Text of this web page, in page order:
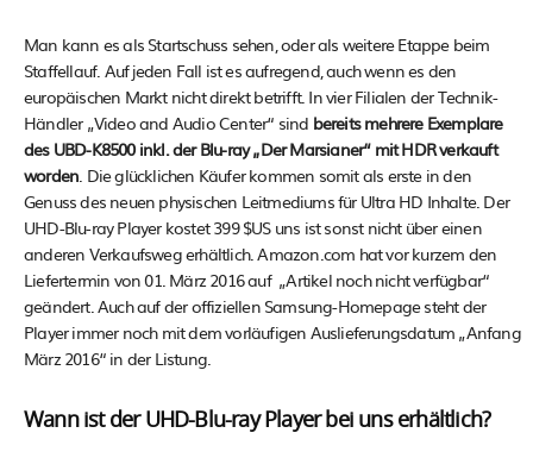
Man kann es als Startschuss sehen, oder als weitere Etappe beim
Staffellauf. Auf jeden Fall ist es aufregend, auch wenn es den
europäischen Markt nicht direkt betrifft. In vier Filialen der Technik-
Händler „Video and Audio Center“ sind bereits mehrere Exemplare
des UBD-K8500 inkl. der Blu-ray „Der Marsianer“ mit HDR verkauft
worden . Die glücklichen Käufer kommen somit als erste in den
Genuss des neuen physischen Leitmediums für Ultra HD Inhalte. Der
UHD-Blu-ray Player kostet 399 $US uns ist sonst nicht über einen
anderen Verkaufsweg erhältlich. Amazon.com hat vor kurzem den
Liefertermin von 01. März 2016 auf „Artikel noch nicht verfügbar“
geändert. Auch auf der offiziellen Samsung-Homepage steht der
Player immer noch mit dem vorläufigen Auslieferungsdatum „Anfang
März 2016“ in der Listung.
Wann ist der UHD-Blu-ray Player bei uns erhältlich?